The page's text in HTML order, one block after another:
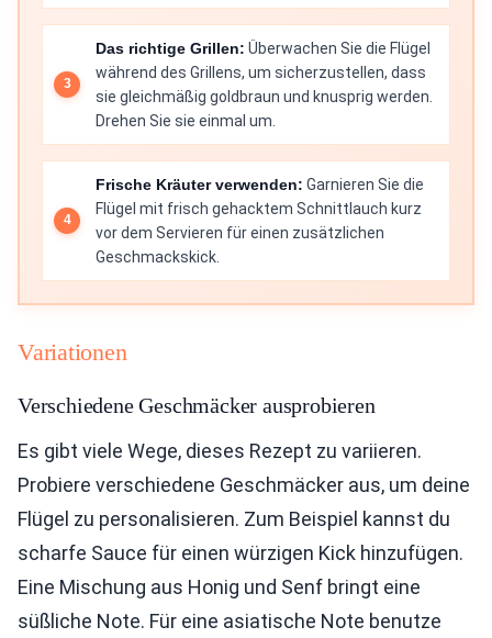
Das richtige Grillen: Überwachen Sie die Flügel
während des Grillens, um sicherzustellen, dass
sie gleichmäßig goldbraun und knusprig werden.
Drehen Sie sie einmal um.
Frische Kräuter verwenden: Garnieren Sie die
Flügel mit frisch gehacktem Schnittlauch kurz
vor dem Servieren für einen zusätzlichen
Geschmackskick.
Variationen
Verschiedene Geschmäcker ausprobieren
Es gibt viele Wege, dieses Rezept zu variieren.
Probiere verschiedene Geschmäcker aus, um deine
Flügel zu personalisieren. Zum Beispiel kannst du
scharfe Sauce für einen würzigen Kick hinzufügen.
Eine Mischung aus Honig und Senf bringt eine
süßliche Note. Für eine asiatische Note benutze